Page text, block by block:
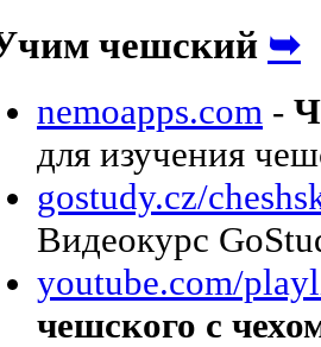
чешский ➥
nemoapps.com -
для изучения
gostudy.cz/
Видеокурс
youtube.com/
чешского с